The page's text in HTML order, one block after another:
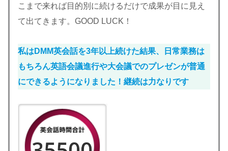
こまで来れば目的別に続けるだけで成果が目に見え
て出てきます。GOOD LUCK！
私は DMM英会話を3年以上続けた結果、日常業務は
もちろん英語会議進行や大会議でのプレゼンが普通
にできるようになりました！継続は力なりです